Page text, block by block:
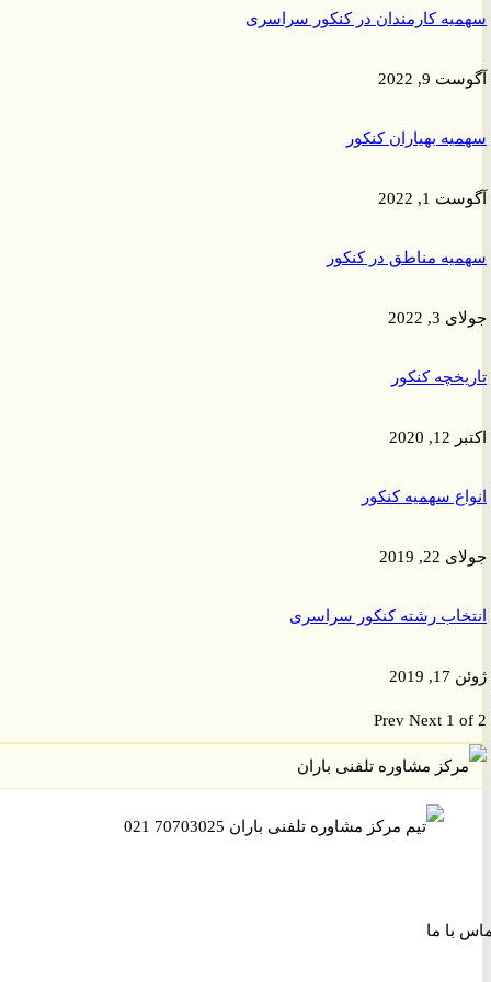
کارمندان در کنکور سراسری
2022
بهیاران کنکور
2022
مناطق در کنکور
2022
کنکور
سهمیه کنکور
2019
رشته کنکور سراسری
PrevNext 1
ما